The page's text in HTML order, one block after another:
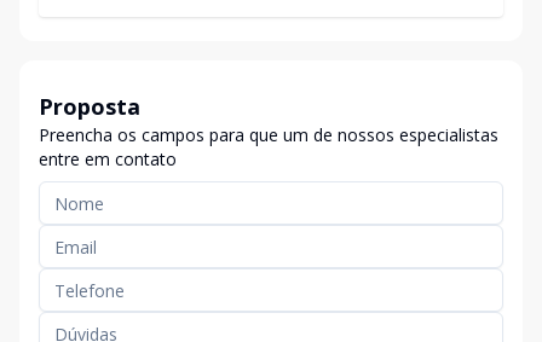
Proposta
Preencha os campos para que um de nossos especialistas
entre em contato